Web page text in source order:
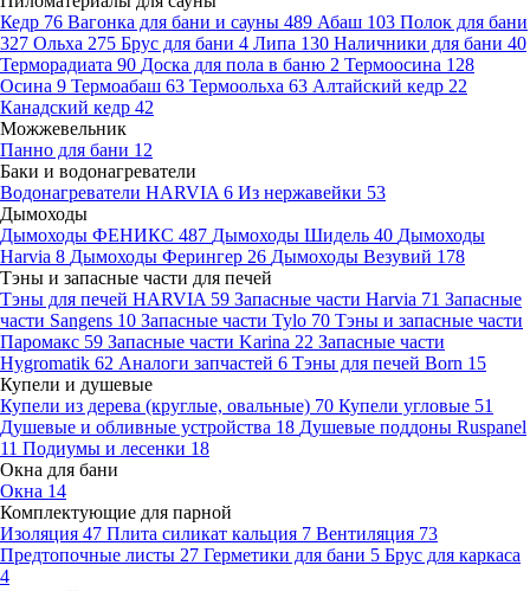
Кедр 76 Вагонка для бани и сауны 489 Абаш 103 Полок для бани
327 Ольха 275 Брус для бани 4 Липа 130 Наличники для бани 40
Терморадиата 90 Доска для пола в баню 2 Термоосина 128
Осина 9 Термоабаш 63 Термоольха 63 Алтайский кедр 22
Канадский кедр 42
Можжевельник
Панно для бани 12
Баки и водонагреватели
Водонагреватели HARVIA 6 Из нержавейки 53
Дымоходы
Дымоходы ФЕНИКС 487 Дымоходы Шидель 40 Дымоходы
Harvia 8 Дымоходы Ферингер 26 Дымоходы Везувий 178
Тэны и запасные части для печей
Тэны для печей HARVIA 59 Запасные части Harvia 71 Запасные
части Sangens 10 Запасные части Tylo 70 Тэны и запасные части
Паромакс 59 Запасные части Karina 22 Запасные части
Hygromatik 62 Аналоги запчастей 6 Тэны для печей Born 15
Купели и душевые
Купели из дерева (круглые, овальные) 70 Купели угловые 51
Душевые и обливные устройства 18 Душевые поддоны Ruspanel
11 Подиумы и лесенки 18
Окна для бани
Окна 14
Комплектующие для парной
Изоляция 47 Плита силикат кальция 7 Вентиляция 73
Предтопочные листы 27 Герметики для бани 5 Брус для каркаса
4